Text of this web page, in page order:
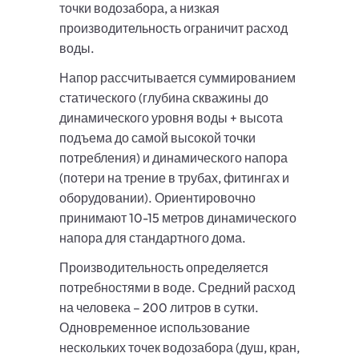
точки водозабора, а низкая
производительность ограничит расход
воды.
Напор рассчитывается суммированием
статического (глубина скважины до
динамического уровня воды + высота
подъема до самой высокой точки
потребления) и динамического напора
(потери на трение в трубах, фитингах и
оборудовании). Ориентировочно
принимают 10-15 метров динамического
напора для стандартного дома.
Производительность определяется
потребностями в воде. Средний расход
на человека – 200 литров в сутки.
Одновременное использование
нескольких точек водозабора (душ, кран,